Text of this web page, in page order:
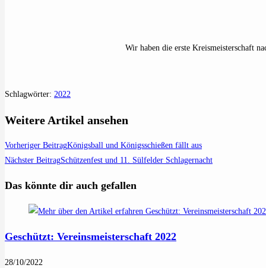
Wir haben die erste Kreismeisterschaft
Schlagwörter: 2022
Weitere Artikel ansehen
Vorheriger BeitragKönigsball und Königsschießen fällt aus
Nächster BeitragSchützenfest und 11. Sülfelder Schlagernacht
Das könnte dir auch gefallen
Geschützt: Vereinsmeisterschaft 2022
28/10/2022